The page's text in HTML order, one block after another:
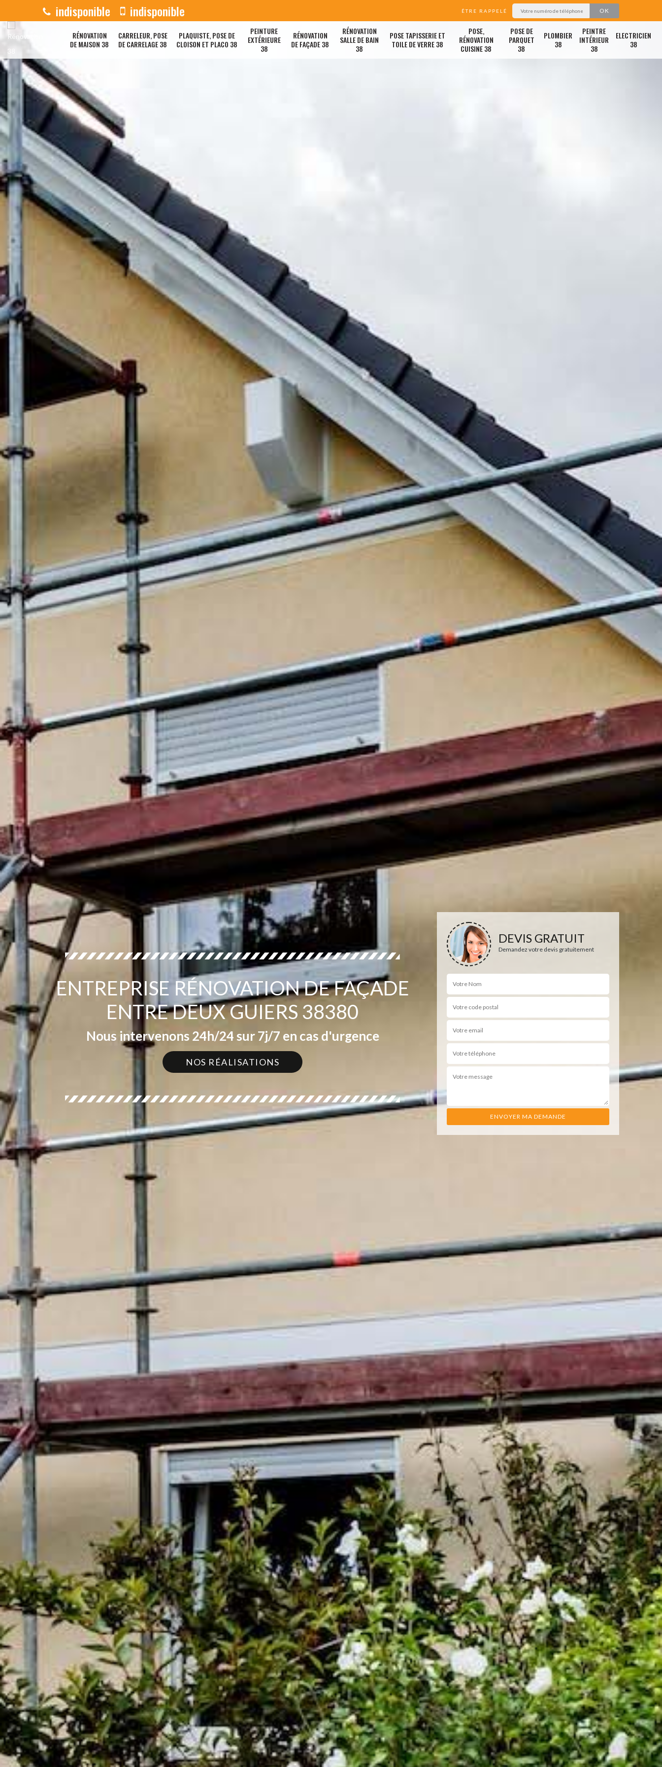
indisponible indisponible ÊTRE RAPPELÉ
RÉNOVATION
DE MAISON 38
CARRELEUR, POSE
DE CARRELAGE 38
PLAQUISTE, POSE DE
CLOISON ET PLACO 38
PEINTURE
EXTÉRIEURE
38
RÉNOVATION
DE FAÇADE 38
RÉNOVATION
SALLE DE BAIN
38
POSE TAPISSERIE ET
TOILE DE VERRE 38
POSE,
RÉNOVATION
CUISINE 38
POSE DE
PARQUET
38
PLOMBIER
38
PEINTRE
INTÉRIEUR
38
ELECTRICIEN
38
ENTREPRISE RÉNOVATION DE FAÇADE
ENTRE DEUX GUIERS 38380
Nous intervenons 24h/24 sur 7j/7 en cas d'urgence
NOS RÉALISATIONS
DEVIS GRATUIT
Demandez votre devis gratuitement